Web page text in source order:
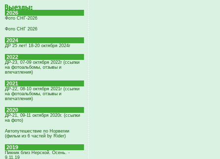
2026
Фото СНГ-2026
Фото СНГ 2026
2024
ДР 25 лет! 18-20 октября 2024г
2022
ДР-23, 07-09 октября 2022г (ссылки
на фотоальбомы, отзывы и
впечатления)
2021
ДР-22, 08-10 октября 2021г (ссылки
на фотоальбомы, отзывы и
впечатления)
2020
ДР-21, 09-11 октября 2020г. (ссылки
на фото)
Автопутешествие по Норвегии
(фильм из 6 частей by Rider)
2019
Пикник близ Нерской. Осень. -
9.11.19